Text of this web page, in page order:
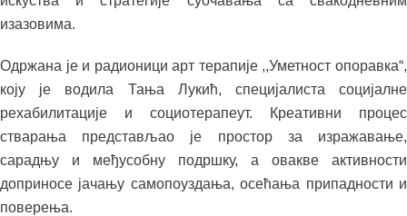
изазовима.
Одржана је и радионици арт терапије ,,Уметност опоравка“,
коју је водила Тања Лукић, специјалиста социјалне
рехабилитације и социотерапеут. Креативни процес
стварања представљао је простор за изражавање,
сарадњу и међусобну подршку, а овакве активности
доприносе јачању самопоуздања, осећања припадности и
поверења.